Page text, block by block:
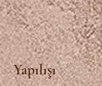
Yapılışı